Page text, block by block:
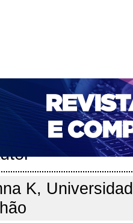
ACESSO CADASTRO
DE REVISTAS DA UNIFACS
NOVA SUBMISSÃO
K,